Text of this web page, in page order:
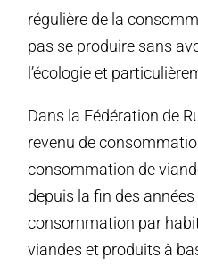
régulière de la
pas se produire sans
l’écologie et
Dans la Fédération de
revenu de
consommation de
depuis la fin des
consommation par
viandes et produits à